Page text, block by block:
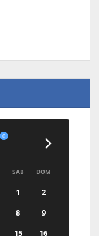
0
SAB DOM
1
2
8
9
15
16